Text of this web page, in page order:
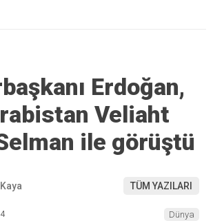
Erdoğan,
Veliaht
ile görüştü
TÜM YAZILARI
Dünya